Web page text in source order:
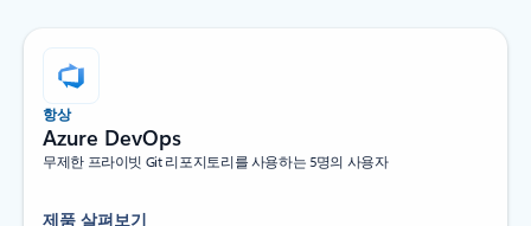
항상
Azure DevOps
무제한 프라이빗 Git 리포지토리를 사용하는 5명의 사용자
제품 살펴보기